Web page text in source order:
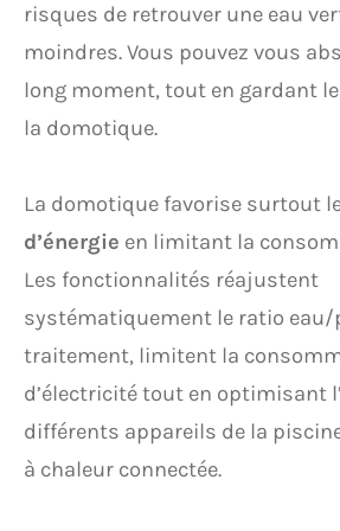
risques de retrouver une eau
moindres. Vous pouvez vous
long moment, tout en gardant
la domotique.
La domotique favorise surtout
d’énergie en limitant la
Les fonctionnalités réajustent
systématiquement le ratio
traitement, limitent la
d’électricité tout en optimisant
différents appareils de la
à chaleur connectée.